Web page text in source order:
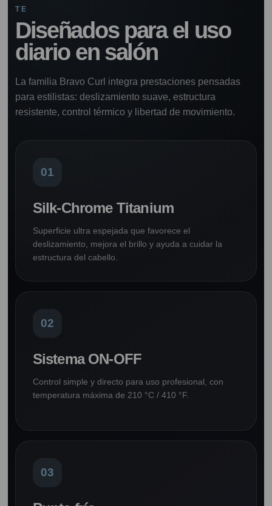
TE
Diseñados para el uso
diario en salón
La familia Bravo Curl integra prestaciones pensadas
para estilistas: deslizamiento suave, estructura
resistente, control térmico y libertad de movimiento.
01
Silk-Chrome Titanium
Superficie ultra espejada que favorece el
deslizamiento, mejora el brillo y ayuda a cuidar la
estructura del cabello.
02
Sistema ON-OFF
Control simple y directo para uso profesional, con
temperatura máxima de 210 °C / 410 °F.
03